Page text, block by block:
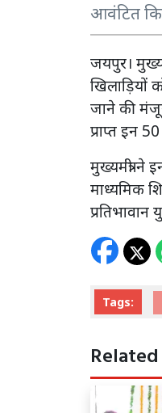
आवंटित
जयपुर।
खिलाड़ियों
जाने की
प्राप्त इन
मुख्यमंत्री ने
माध्यमिक
Tags: